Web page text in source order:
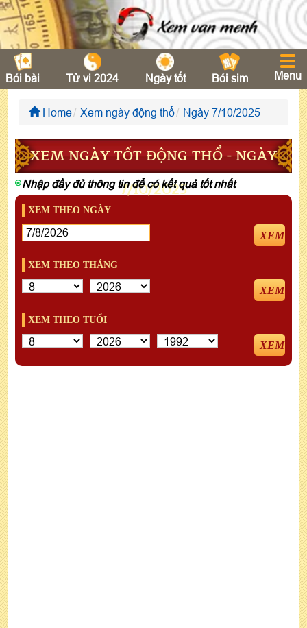
Bói bài Tử vi 2024 Ngày tốt Bói sim Menu
Home Xem ngày động thổ Ngày 7/10/2025
XEM NGÀY TỐT ĐỘNG THỔ - NGÀY
7/10/2025
Nhập đầy đủ thông tin để có kết quả tốt nhất
XEM THEO NGÀY
XEM
XEM THEO THÁNG
XEM
XEM THEO TUỔI
XEM